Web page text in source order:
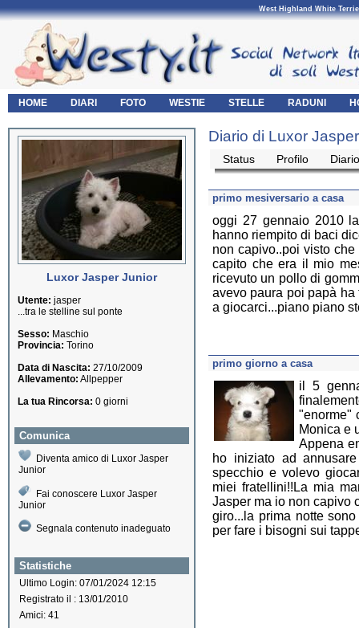
West Highland White
HOME DIARI FOTO WESTIE STELLE RADUNI
Luxor Jasper Junior
Utente: jasper
...tra le stelline sul ponte
Sesso: Maschio
Provincia: Torino
Data di Nascita: 27/10/2009
Allevamento: Allpepper
La tua Rincorsa: 0 giorni
Comunica
Diventa amico di Luxor Jasper
Junior
Fai conoscere Luxor Jasper
Junior
Segnala contenuto inadeguato
Statistiche
Ultimo Login: 07/01/2024 12:15
Registrato il : 13/01/2010
Amici: 41
Diario di Luxor
Status Profilo Diario
primo mesiversario a casa
oggi 27 gennaio 2010
hanno riempito di baci
non capivo..poi visto
capito che era il mio
ricevuto un pollo di
avevo paura poi papà
a giocarci...piano piano
primo giorno a casa
il 5
"enorme"
Monica e
Appena
ho iniziato ad
specchio e volevo
miei fratellini!!La mia
Jasper ma io non capivo
giro...la prima notte
per fare i bisogni sui